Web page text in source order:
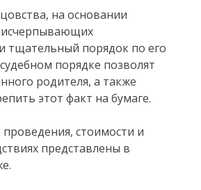
на основании
исчерпывающих
тщательный порядок по его
порядке позволят
родителя, а также
этот факт на бумаге.
стоимости и
представлены в